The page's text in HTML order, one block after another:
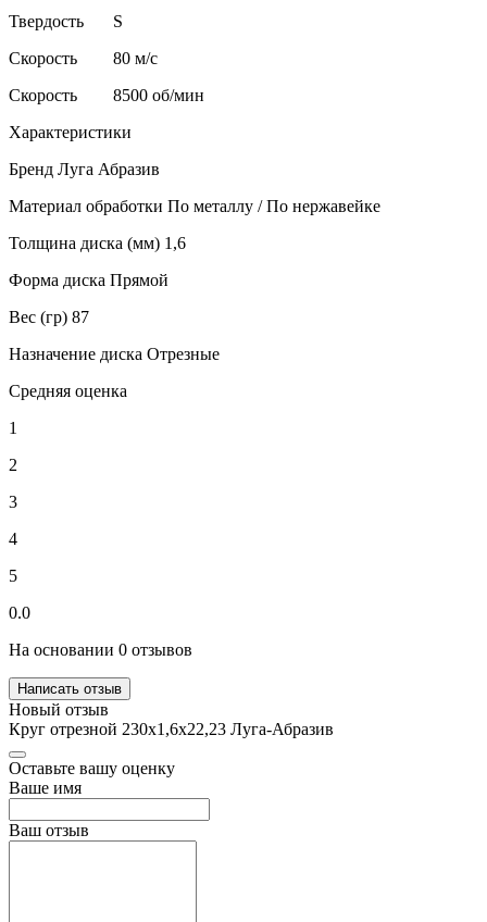
Твердость
S
Скорость
80 м/с
Скорость
8500 об/мин
Характеристики
Бренд Луга Абразив
Материал обработки По металлу / По нержавейке
Толщина диска (мм) 1,6
Форма диска Прямой
Вес (гр) 87
Назначение диска Отрезные
Средняя оценка
1
2
3
4
5
0.0
На основании 0 отзывов
Написать отзыв
Новый отзыв
Круг отрезной 230х1,6х22,23 Луга-Абразив
Оставьте вашу оценку
Ваше имя
Ваш отзыв